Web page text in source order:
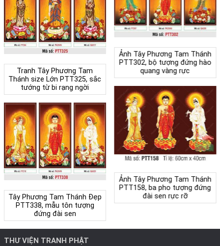
Tranh Tây Phương Tam
Thánh size Lớn PTT325, sắc
tướng từ bi rạng ngời
Ảnh Tây Phương Tam Thánh
PTT302, bộ tượng đứng hào
quang vàng rực
Ảnh Tây Phương Tam Thánh
PTT158, ba pho tượng đứng
đài sen rực rỡ
Tây Phương Tam Thánh Đẹp
PTT338, mẫu tôn tượng
đứng đài sen
THƯ VIỆN TRANH PHẬT